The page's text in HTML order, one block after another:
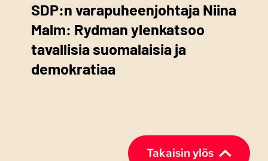
SDP:n varapuheenjohtaja Niina
Malm: Rydman ylenkatsoo
tavallisia suomalaisia ja
demokratiaa
Takaisin ylös